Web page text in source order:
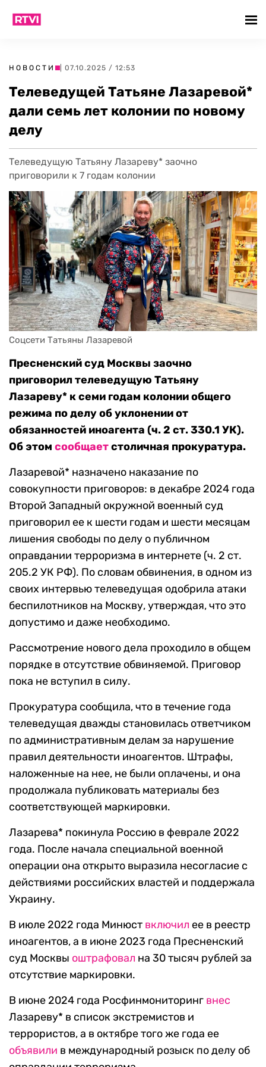
НОВОСТИ | 07.10.2025 / 12:53
Телеведущей Татьяне Лазаревой*
дали семь лет колонии по новому
делу
Телеведущую Татьяну Лазареву* заочно
приговорили к 7 годам колонии
Соцсети Татьяны Лазаревой
Пресненский суд Москвы заочно
приговорил телеведущую Татьяну
Лазареву* к семи годам колонии общего
режима по делу об уклонении от
обязанностей иноагента (ч. 2 ст. 330.1 УК).
Об этом сообщаетстоличная прокуратура.
Лазаревой* назначено наказание по
совокупности приговоров: в декабре 2024 года
Второй Западный окружной военный суд
приговорил ее к шести годам и шести месяцам
лишения свободы по делу о публичном
оправдании терроризма в интернете (ч. 2 ст.
205.2 УК РФ). По словам обвинения, в одном из
своих интервью телеведущая одобрила атаки
беспилотников на Москву, утверждая, что это
допустимо и даже необходимо.
Рассмотрение нового дела проходило в общем
порядке в отсутствие обвиняемой. Приговор
пока не вступил в силу.
Прокуратура сообщила, что в течение года
телеведущая дважды становилась ответчиком
по административным делам за нарушение
правил деятельности иноагентов. Штрафы,
наложенные на нее, не были оплачены, и она
продолжала публиковать материалы без
соответствующей маркировки.
Лазарева* покинула Россию в феврале 2022
года. После начала специальной военной
операции она открыто выразила несогласие с
действиями российских властей и поддержала
Украину.
В июле 2022 года Минюст включил ее в реестр
иноагентов, а в июне 2023 года Пресненский
суд Москвы оштрафовал на 30 тысяч рублей за
отсутствие маркировки.
В июне 2024 года Росфинмониторинг внес
Лазареву* в список экстремистов и
террористов, а в октябре того же года ее
объявили в международный розыск по делу об